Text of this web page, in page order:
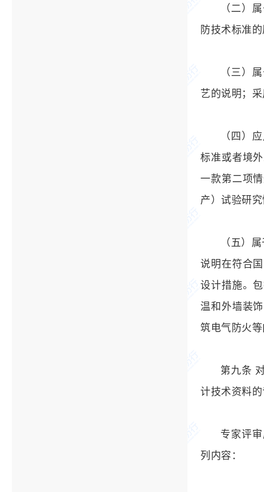
（二）
防技术标准
（三）
艺的说明；
（四）
标准或者境
一款第二项
产）试验研
（五）
说明在符合
设计措施。
温和外墙装
筑电气防火
第九条
计技术资料
专家评
列内容：